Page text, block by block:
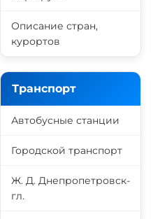
Описание стран,
курортов
Транспорт
Автобусные станции
Городской транспорт
Ж. Д. Днепропетровск-
гл.